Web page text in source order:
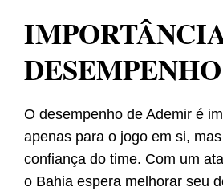
DESEMPENHO
O desempenho de Ademir é
apenas para o jogo em si,
confiança do time. Com um
o Bahia espera melhorar seu